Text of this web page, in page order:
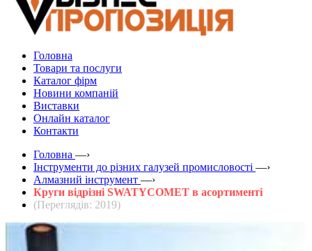
Головна
Товари та послуги
Каталог фірм
Новини компаній
Виставки
Онлайн каталог
Контакти
Головна —›
Інструменти до різних галузей промисловості —›
Алмазний інструмент —›
Круги відрізні SWATYCOMET в асортименті
(Переглядів: 2019)